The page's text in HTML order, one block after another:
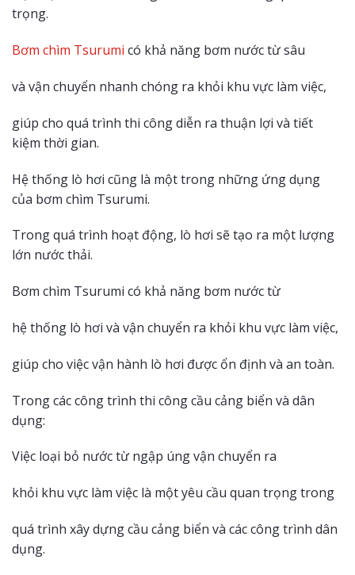
trọng.
Bơm chìm Tsurumi có khả năng bơm nước từ sâu
và vận chuyển nhanh chóng ra khỏi khu vực làm việc,
giúp cho quá trình thi công diễn ra thuận lợi và tiết
kiệm thời gian.
Hệ thống lò hơi cũng là một trong những ứng dụng
của bơm chìm Tsurumi.
Trong quá trình hoạt động, lò hơi sẽ tạo ra một lượng
lớn nước thải.
Bơm chìm Tsurumi có khả năng bơm nước từ
hệ thống lò hơi và vận chuyển ra khỏi khu vực làm việc,
giúp cho việc vận hành lò hơi được ổn định và an toàn.
Trong các công trình thi công cầu cảng biển và dân
dụng:
Việc loại bỏ nước từ ngập úng vận chuyển ra
khỏi khu vực làm việc là một yêu cầu quan trọng trong
quá trình xây dựng cầu cảng biển và các công trình dân
dụng.